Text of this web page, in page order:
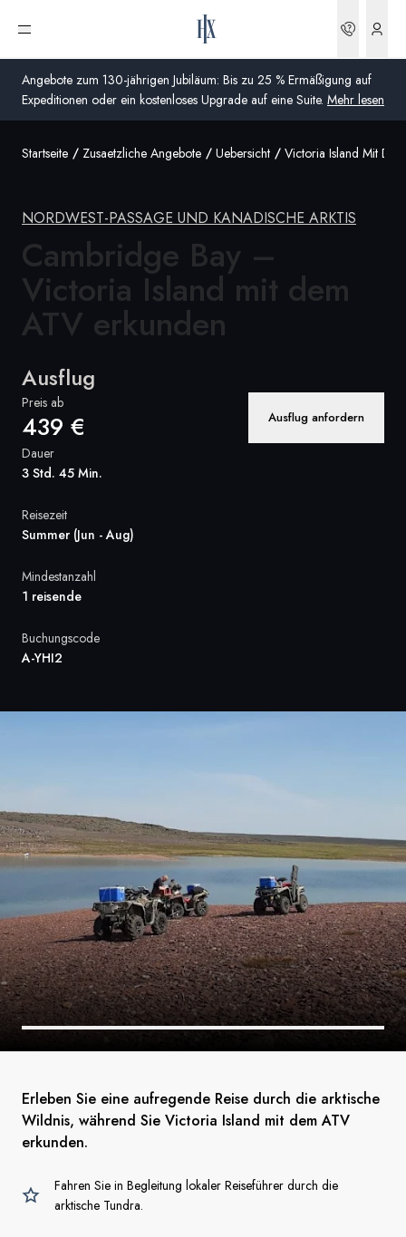
Angebote zum 130-jährigen Jubiläum: Bis zu 25 % Ermäßigung auf
Expeditionen oder ein kostenloses Upgrade auf eine Suite. Mehr lesen
Menü öffnen
Deutschland
Vereinigtes Königreich (England, Schottland, Wales
und Nordirland)
USA
Schweiz
Frankreich
Schweden
Global
Startseite Zusaetzliche Angebote Uebersicht Victoria Island Mit
NORDWEST-PASSAGE UND KANADISCHE ARKTIS
Cambridge Bay –
Victoria Island mit dem
ATV erkunden
Ausflug
Preis ab
439 € Ausflug anfordern
Dauer
3 Std. 45 Min.
Reisezeit
Summer (Jun - Aug)
Mindestanzahl
1 reisende
Buchungscode
A-YHI2
Erleben Sie eine aufregende Reise durch die arktische
Wildnis, während Sie Victoria Island mit dem ATV
erkunden.
Fahren Sie in Begleitung lokaler Reiseführer durch die
arktische Tundra.